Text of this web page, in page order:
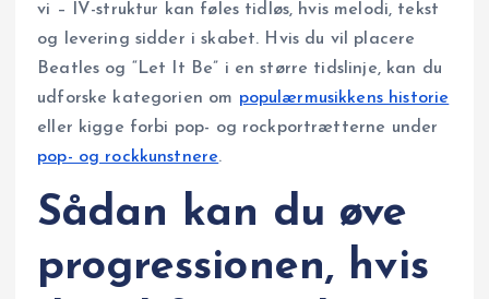
vi – IV-struktur kan føles tidløs, hvis melodi, tekst
og levering sidder i skabet. Hvis du vil placere
Beatles og “Let It Be” i en større tidslinje, kan du
udforske kategorien om populærmusikkens historie
eller kigge forbi pop- og rockportrætterne under
pop- og rockkunstnere.
Sådan kan du øve
progressionen, hvis